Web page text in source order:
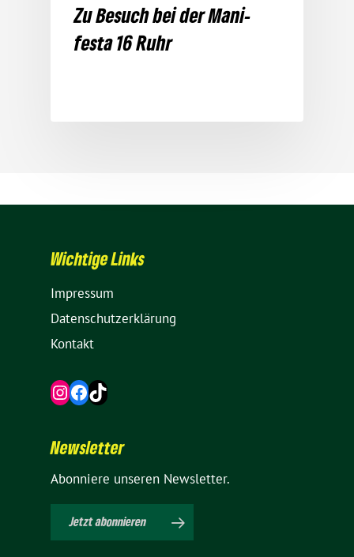
Zu Besuch bei der Mani­
festa 16 Ruhr
Wich­tige Links
Impressum
Daten­schutz­er­klä­rung
Kontakt
Instagram
Facebook
TikTok
News­letter
Abon­niere unseren Newsletter.
Jetzt abon­nieren